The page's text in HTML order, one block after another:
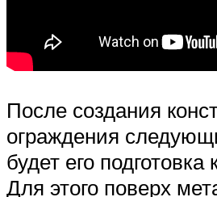
После создания
ограждения
будет его
Для этого поверх